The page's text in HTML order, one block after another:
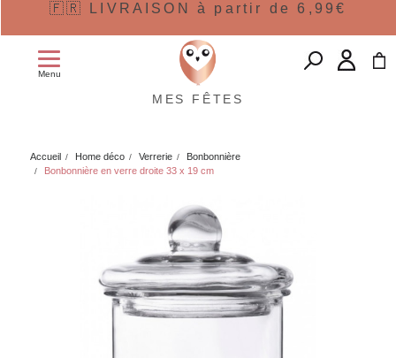
🇫🇷 LIVRAISON à partir de 6,99€
Menu
MES FÊTES
Accueil Home déco Verrerie
Bonbonnière
Bonbonnière en verre droite 33 x 19 cm